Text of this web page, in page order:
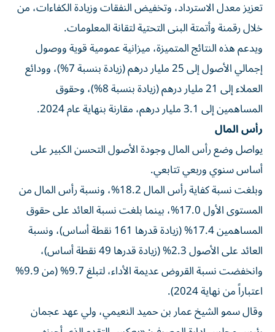
تعزيز معدل الاسترداد، وتخفيض النفقات وزيادة الكفاءات، من
خلال رقمنة وأتمتة البنى التحتية لتقانة المعلومات.
ويدعم هذه النتائج المتميزة، ميزانية عمومية قوية ووصول
إجمالي الأصول إلى 25 مليار درهم (زيادة بنسبة 7%)، وودائع
العملاء إلى 21 مليار درهم (زيادة بنسبة 8%)، وحقوق
المساهمين إلى 3.1 مليار درهم، مقارنة بنهاية عام 2024.
رأس المال
يواصل وضع رأس المال وجودة الأصول التحسن الكبير على
أساس سنوي وربعي تتابعي.
وبلغت نسبة كفاية رأس المال 18.2%، ونسبة رأس المال من
المستوى الأول 17.0%، بينما بلغت نسبة العائد على حقوق
المساهمين 17.4% (زيادة قدرها 161 نقطة أساس)، ونسبة
العائد على الأصول 2.3% (زيادة قدرها 49 نقطة أساس)،
وانخفضت نسبة القروض عديمة الأداء، لتبلغ 9.7% (من 9.9%
اعتباراً من نهاية 2024).
وقال سمو الشيخ عمار بن حميد النعيمي، ولي عهد عجمان